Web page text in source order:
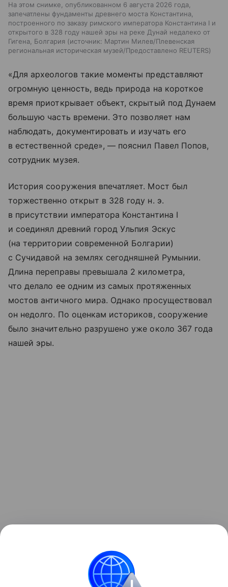
На этом снимке, опубликованном 6 августа 2026 года,
запечатлены фундаменты древнего моста Константина,
построенного по заказу римского императора Константина I и
открытого в 328 году нашей эры на реке Дунай недалеко от
Гигена, Болгария
источник: Мартин Милев/Плевенская
региональная историческая музей/Предоставлено REUTERS
«Для археологов такие моменты представляют
огромную ценность, ведь природа на короткое
время приоткрывает объект, скрытый под Дунаем
большую часть времени. Это позволяет нам
наблюдать, документировать и изучать его
в естественной среде», — пояснил Павел Попов,
сотрудник музея.
История сооружения впечатляет. Мост был
торжественно открыт в 328 году н. э.
в присутствии императора Константина I
и соединял древний город Ульпия Эскус
(на территории современной Болгарии)
с Сучидавой на землях сегодняшней Румынии.
Длина переправы превышала 2 километра,
что делало ее одним из самых протяженных
мостов античного мира. Однако просуществовал
он недолго. По оценкам историков, сооружение
было значительно разрушено уже около 367 года
нашей эры.
Ранее рекордные засухиобнажили
немецких кораблей у берегов Сербии.